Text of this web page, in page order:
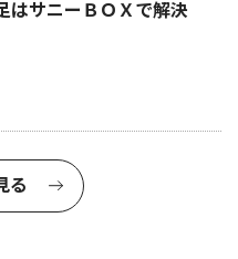
はサニーＢＯＸで解決
る